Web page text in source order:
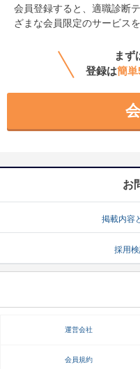
会員登録すると、適職診断
ざまな会員限定のサービス
まず
登録は簡単
お
掲載内容
採用
運営会社
会員規約